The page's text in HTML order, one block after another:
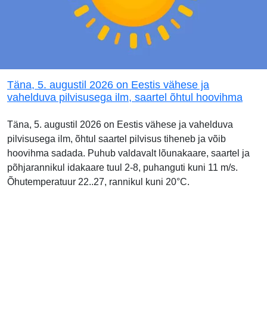
Täna, 5. augustil 2026 on Eestis vähese ja
vahelduva pilvisusega ilm, saartel õhtul hoovihma
Täna, 5. augustil 2026 on Eestis vähese ja vahelduva
pilvisusega ilm, õhtul saartel pilvisus tiheneb ja võib
hoovihma sadada. Puhub valdavalt lõunakaare, saartel ja
põhjarannikul idakaare tuul 2-8, puhanguti kuni 11 m/s.
Õhutemperatuur 22..27, rannikul kuni 20°C.